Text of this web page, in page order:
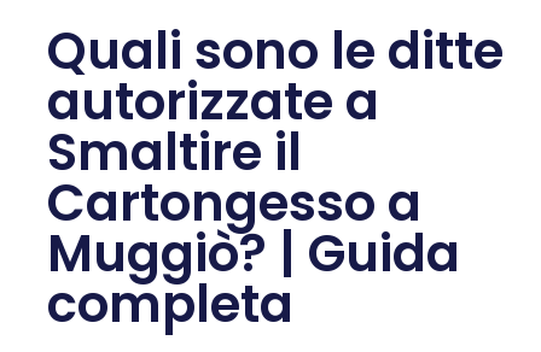
Quali sono le ditte
autorizzate a
Smaltire il
Cartongesso a
Muggiò? | Guida
completa